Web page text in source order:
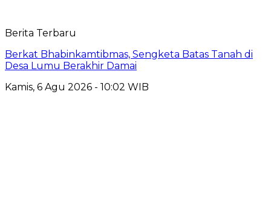
Berita Terbaru
Berkat Bhabinkamtibmas, Sengketa Batas Tanah di
Desa Lumu Berakhir Damai
Kamis, 6 Agu 2026 - 10:02 WIB